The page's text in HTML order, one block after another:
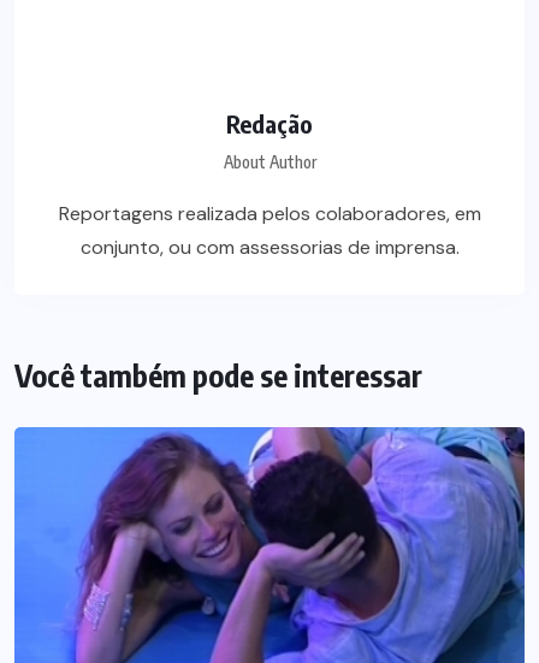
Redação
About Author
Reportagens realizada pelos colaboradores, em
conjunto, ou com assessorias de imprensa.
Você também pode se interessar